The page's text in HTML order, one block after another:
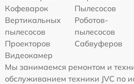
Кофеварок
Пылесосов
Вертикальных
пылесосов
Роботов-
пылесосов
Проекторов
Сабвуферов
Видеокамер
Мы занимаемся ремонтом и
обслуживанием техники JVC по